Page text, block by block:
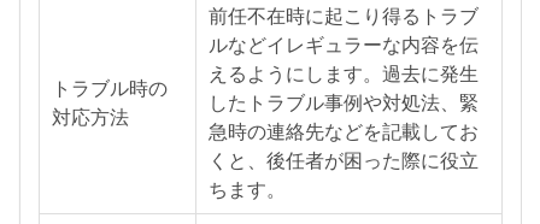
トラブル時の
対応方法
前任不在時に起こり得るトラブ
ルなどイレギュラーな内容を伝
えるようにします。過去に発生
したトラブル事例や対処法、緊
急時の連絡先などを記載してお
くと、後任者が困った際に役立
ちます。